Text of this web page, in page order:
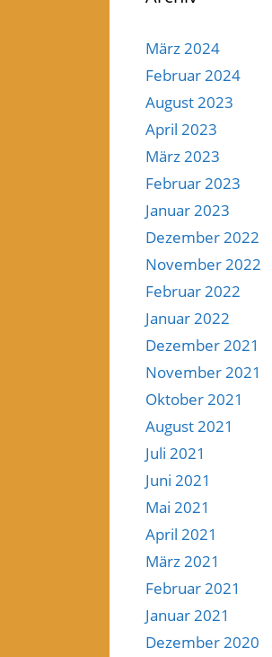
März 2024
Februar 2024
August 2023
April 2023
März 2023
Februar 2023
Januar 2023
Dezember 2022
November 2022
Februar 2022
Januar 2022
Dezember 2021
November 2021
Oktober 2021
August 2021
Juli 2021
Juni 2021
Mai 2021
April 2021
März 2021
Februar 2021
Januar 2021
Dezember 2020